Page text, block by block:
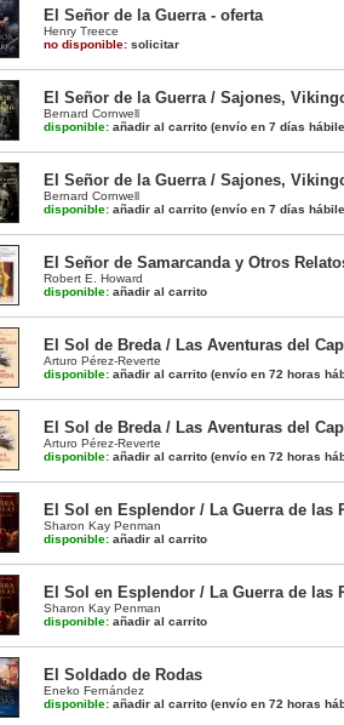
El Señor de la Guerra - oferta
Henry Treece
no disponible: solicitar
El Señor de la Guerra / Sajones,
Bernard Cornwell
disponible: añadir al carrito (envío en 7 días
El Señor de la Guerra / Sajones,
Bernard Cornwell
disponible: añadir al carrito (envío en 7 días
El Señor de Samarcanda y Otros
Robert E. Howard
disponible: añadir al carrito
El Sol de Breda / Las Aventuras del
Arturo Pérez-Reverte
disponible: añadir al carrito (envío en 72 horas
El Sol de Breda / Las Aventuras del
Arturo Pérez-Reverte
disponible: añadir al carrito (envío en 72 horas
El Sol en Esplendor / La Guerra de las
Sharon Kay Penman
disponible: añadir al carrito
El Sol en Esplendor / La Guerra de las
Sharon Kay Penman
disponible: añadir al carrito
El Soldado de Rodas
Eneko Fernández
disponible: añadir al carrito (envío en 72 horas